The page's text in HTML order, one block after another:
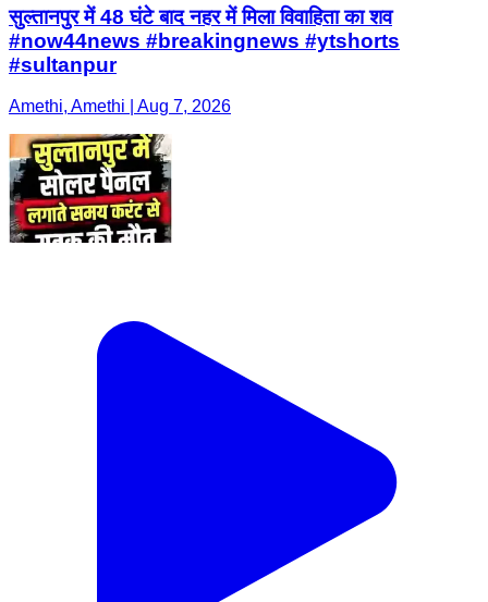
सुल्तानपुर में 48 घंटे बाद नहर में मिला विवाहिता का शव
#now44news #breakingnews #ytshorts
#sultanpur
Amethi, Amethi | Aug 7, 2026